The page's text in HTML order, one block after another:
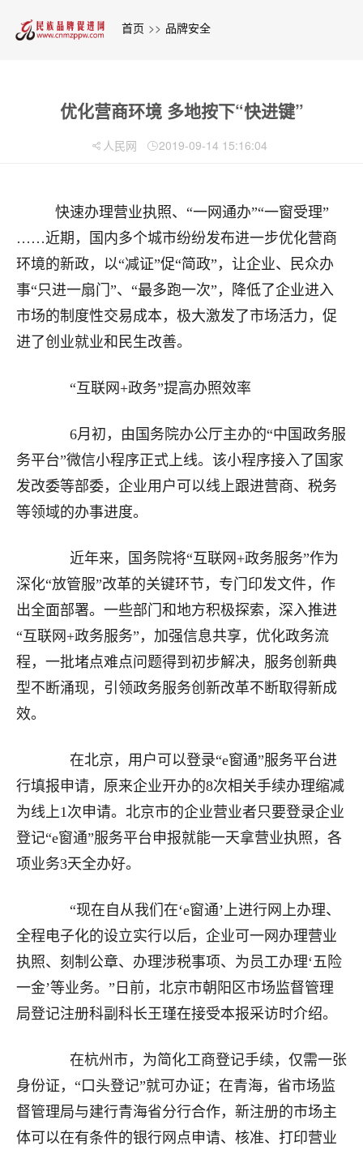
首页 >> 品牌安全
优化营商环境 多地按下“快进键”
人民网 2019-09-14 15:16:04
快速办理营业执照、“一网通办”“一窗受理”
……近期，国内多个城市纷纷发布进一步优化营商
环境的新政，以“减证”促“简政”，让企业、民众办
事“只进一扇门”、“最多跑一次”，降低了企业进入
市场的制度性交易成本，极大激发了市场活力，促
进了创业就业和民生改善。
“互联网+政务”提高办照效率
6月初，由国务院办公厅主办的“中国政务服
务平台”微信小程序正式上线。该小程序接入了国家
发改委等部委，企业用户可以线上跟进营商、税务
等领域的办事进度。
近年来，国务院将“互联网+政务服务”作为
深化“放管服”改革的关键环节，专门印发文件，作
出全面部署。一些部门和地方积极探索，深入推进
“互联网+政务服务”，加强信息共享，优化政务流
程，一批堵点难点问题得到初步解决，服务创新典
型不断涌现，引领政务服务创新改革不断取得新成
效。
在北京，用户可以登录“e窗通”服务平台进
行填报申请，原来企业开办的8次相关手续办理缩减
为线上1次申请。北京市的企业营业者只要登录企业
登记“e窗通”服务平台申报就能一天拿营业执照，各
项业务3天全办好。
“现在自从我们在‘e窗通’上进行网上办理、
全程电子化的设立实行以后，企业可一网办理营业
执照、刻制公章、办理涉税事项、为员工办理‘五险
一金’等业务。”日前，北京市朝阳区市场监督管理
局登记注册科副科长王瑾在接受本报采访时介绍。
在杭州市，为简化工商登记手续，仅需一张
身份证，“口头登记”就可办证；在青海，省市场监
督管理局与建行青海省分行合作，新注册的市场主
体可以在有条件的银行网点申请、核准、打印营业